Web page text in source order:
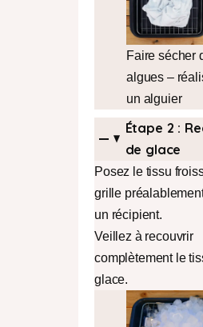
Faire sécher
algues –
un alguier
Étape 2 :
de glace
Posez le tissu
grille
un récipient.
Veillez à recouvrir
complètement le
glace.